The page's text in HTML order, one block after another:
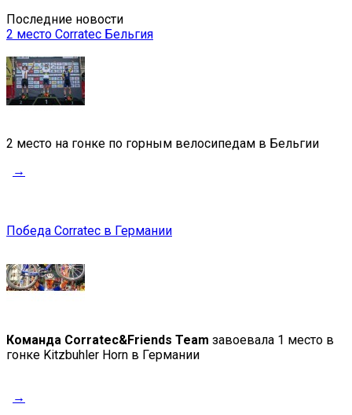
Последние новости
2 место Corratec Бельгия
2 место на гонке по горным велосипедам в Бельгии
→
Победа Corratec в Германии
Команда Corratec&Friends Team завоевала 1 место в
гонке Kitzbuhler Horn в Германии
→